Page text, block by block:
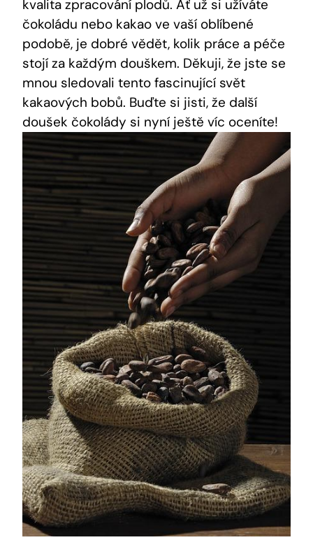
kvalita zpracování plodů. Ať už si užíváte
čokoládu nebo kakao ve vaší oblíbené
podobě, je dobré vědět, kolik práce a péče
stojí za každým douškem. Děkuji, že jste se
mnou sledovali tento fascinující svět
kakaových bobů. Buďte si jisti, že další
doušek čokolády si nyní ještě víc oceníte!